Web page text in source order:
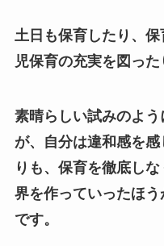
土日も保育したり、
児保育の充実を図った
素晴らしい試みのよ
が、自分は違和感を
りも、保育を徹底し
界を作っていったほ
です。